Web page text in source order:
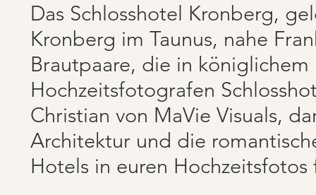
Das Schlosshotel Kronberg,
Kronberg im Taunus, nahe
Brautpaare, die in
Hochzeitsfotografen
Christian von MaVie Visuals,
Architektur und die
Hotels in euren Hochzeitsfotos